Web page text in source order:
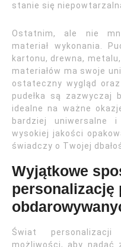
stanie się
Ostatnim, ale nie
materiał wykonania.
kartonu, drewna,
materiałów ma swoje
ostateczny wygląd
pudełka są zazwyczaj
idealne na ważne
bardziej uniwersalne
wysokiej jakości
świadczy o Twojej
Wyjątkowe
personalizację
Świat
możliwości, aby nadać